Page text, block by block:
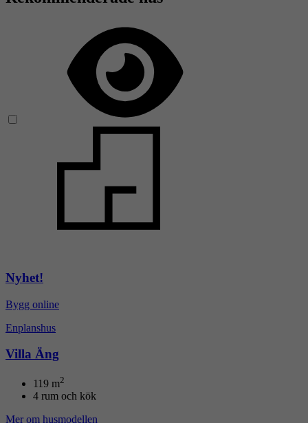
Nyhet!
Bygg online
Enplanshus
Villa Äng
119 m2
4 rum och kök
Mer om husmodellen